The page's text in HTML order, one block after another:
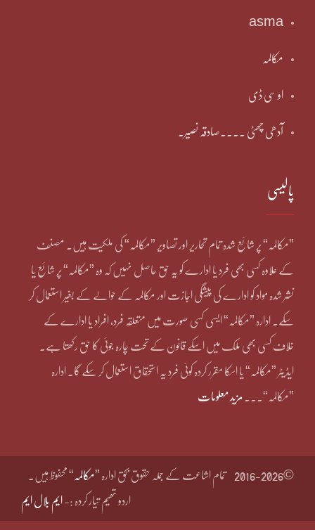
asma
مکالمہ
او سی ڈی
آدھی چھٹی ۔۔۔۔صادقہ نصیر۔
پالیسی
”مکالمہ“ پر شائع شدہ تمام تحاریر اور تصاویر ”مکالمہ“ کی ملکیت ہیں۔ مصنف
کے علاوہ کسی بھی فرد یا ادارے کو یہ حق حاصل نہیں کہ وہ ”مکالمہ“ پر شائع یا
نشر شدہ مواد کو ادارے کی پیشگی اجازت اور مکالمہ کے حوالے کے بغیر استعمال کر
سکے۔ ادارہ ”مکالمہ“ ایسی کسی صورت میں متعلقہ فرد، افراد یا ادارے کے
خلاف کسی بھی ملک میں اسکے قانون کے تحت چارہ جوئی کا حق رکھتا ہے۔
ایڈیٹر ”مکالمہ“ یا اسکا مقرر کردہ کوئی فرد یہ استحقاق استعمال کر سکے گا۔ ادارہ
”مکالمہ“۔۔۔ مزید معلومات
©2016-2026 تمام اشاعت کے جملہ حقوق بحق ادارہ ”مکالمہ “ محفوظ ہیں۔
اردو تھیم تیار کردہ :- ایم بلال ایم